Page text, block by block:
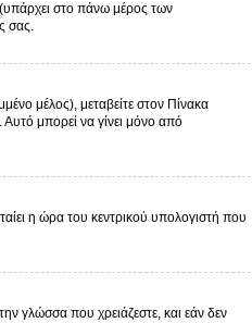
(υπάρχει στο πάνω μέρος των
σας.
μέλος), μεταβείτε στον Πίνακα
μπορεί να γίνει μόνο από
η ώρα του κεντρικού υπολογιστή που
γλώσσα που χρειάζεστε, και εάν δεν